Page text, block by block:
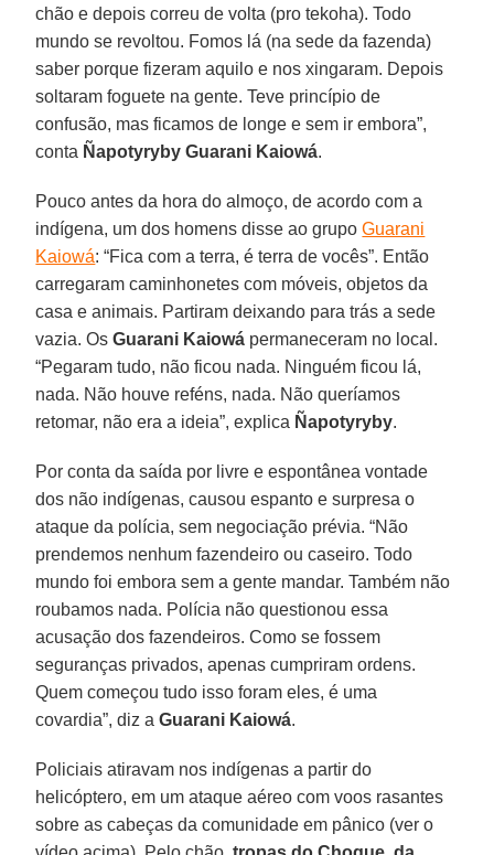
chão e depois correu de volta (pro tekoha). Todo
mundo se revoltou. Fomos lá (na sede da fazenda)
saber porque fizeram aquilo e nos xingaram. Depois
soltaram foguete na gente. Teve princípio de
confusão, mas ficamos de longe e sem ir embora”,
conta Ñapotyryby Guarani Kaiowá.
Pouco antes da hora do almoço, de acordo com a
indígena, um dos homens disse ao grupoGuarani
Kaiowá: “Fica com a terra, é terra de vocês”. Então
carregaram caminhonetes com móveis, objetos da
casa e animais. Partiram deixando para trás a sede
vazia. OsGuarani Kaiowá permaneceram no local.
“Pegaram tudo, não ficou nada. Ninguém ficou lá,
nada. Não houve reféns, nada. Não queríamos
retomar, não era a ideia”, explica Ñapotyryby.
Por conta da saída por livre e espontânea vontade
dos não indígenas, causou espanto e surpresa o
ataque da polícia, sem negociação prévia. “Não
prendemos nenhum fazendeiro ou caseiro. Todo
mundo foi embora sem a gente mandar. Também não
roubamos nada. Polícia não questionou essa
acusação dos fazendeiros. Como se fossem
seguranças privados, apenas cumpriram ordens.
Quem começou tudo isso foram eles, é uma
covardia”, diz aGuarani Kaiowá.
Policiais atiravam nos indígenas a partir do
helicóptero, em um ataque aéreo com voos rasantes
sobre as cabeças da comunidade em pânico (ver o